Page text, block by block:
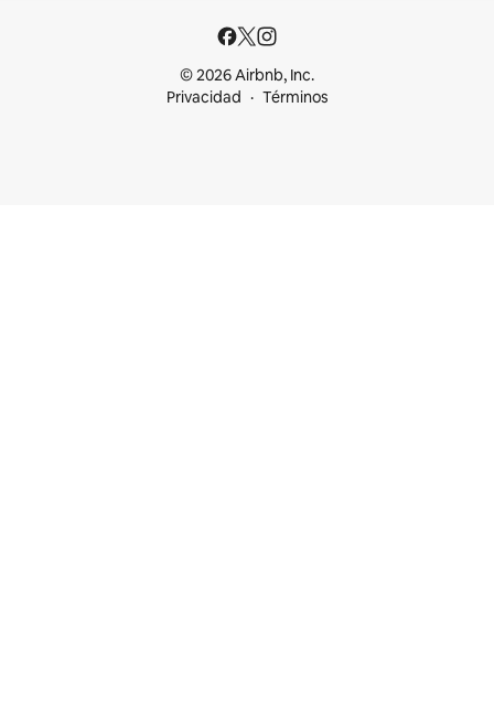
© 2026 Airbnb, Inc.
Privacidad
Términos